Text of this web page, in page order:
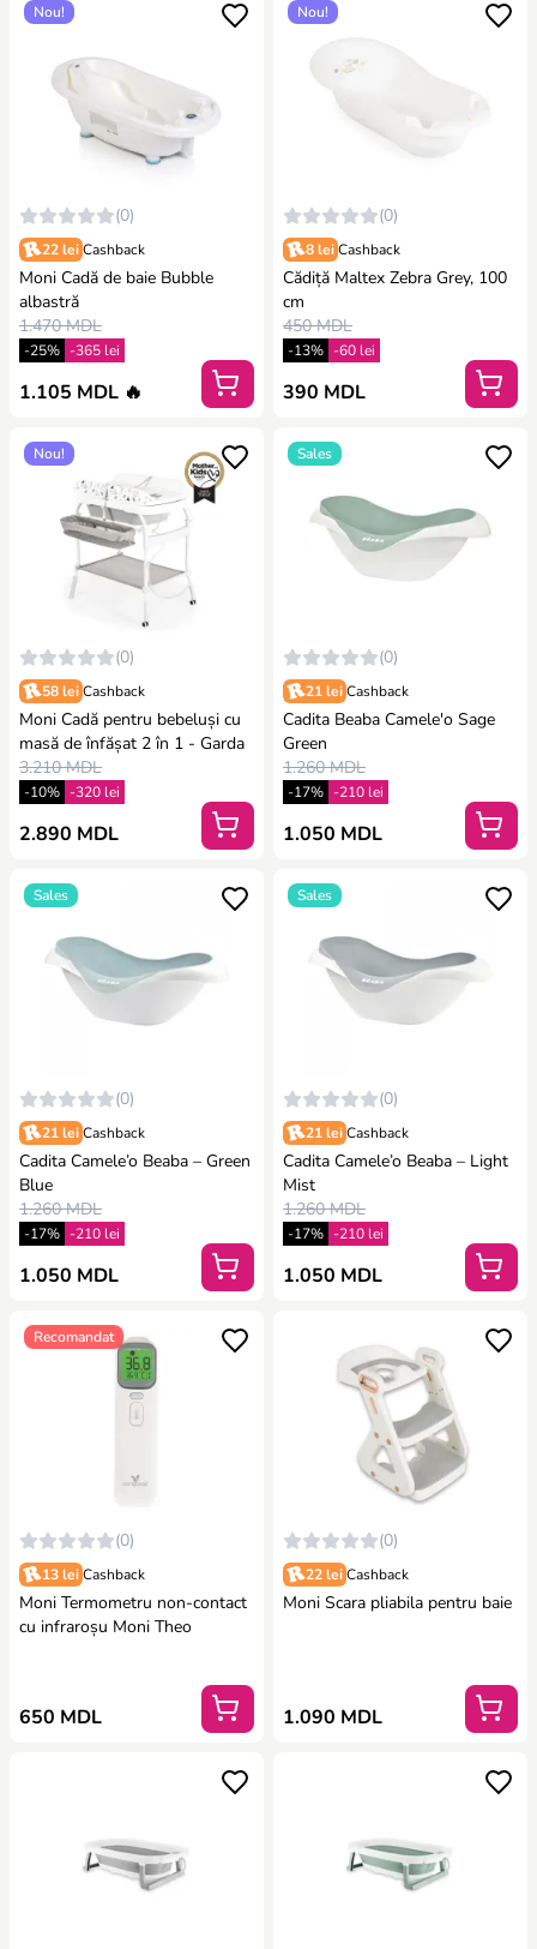
Nou!
(0)
22 lei Cashback
Moni Cadă de baie Bubble
albastră
1.470 MDL
-25% -365 lei
1.105 MDL 🔥
Nou!
(0)
8 lei Cashback
Cădiță Maltex Zebra Grey, 100
cm
450 MDL
-13% -60 lei
390 MDL
Nou!
(0)
58 lei Cashback
Moni Cadă pentru bebeluși cu
masă de înfășat 2 în 1 - Garda
3.210 MDL
-10% -320 lei
2.890 MDL
Sales
(0)
21 lei Cashback
Cadita Beaba Camele'o Sage
Green
1.260 MDL
-17% -210 lei
1.050 MDL
Sales
(0)
21 lei Cashback
Cadita Camele’o Beaba – Green
Blue
1.260 MDL
-17% -210 lei
1.050 MDL
Sales
(0)
21 lei Cashback
Cadita Camele’o Beaba – Light
Mist
1.260 MDL
-17% -210 lei
1.050 MDL
Recomandat
(0)
13 lei Cashback
Moni Termometru non-contact
cu infraroșu Moni Theo
650 MDL
(0)
22 lei Cashback
Moni Scara pliabila pentru baie
1.090 MDL